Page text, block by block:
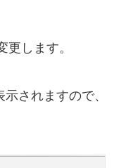
更します。
されますので、